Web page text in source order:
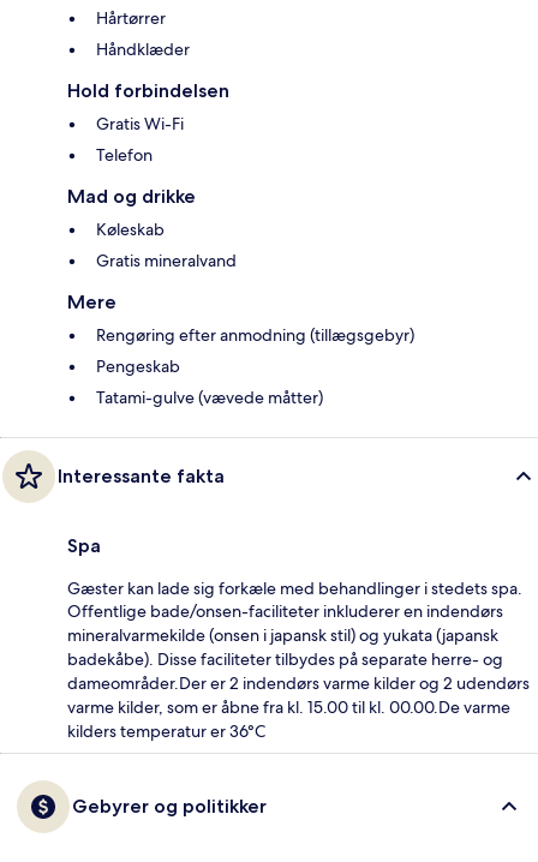
Hårtørrer
Håndklæder
Hold forbindelsen
Gratis Wi-Fi
Telefon
Mad og drikke
Køleskab
Gratis mineralvand
Mere
Rengøring efter anmodning (tillægsgebyr)
Pengeskab
Tatami-gulve (vævede måtter)
Interessante fakta
Spa
Gæster kan lade sig forkæle med behandlinger i stedets spa.
Offentlige bade/onsen-faciliteter inkluderer en indendørs
mineralvarmekilde (onsen i japansk stil) og yukata (japansk
badekåbe). Disse faciliteter tilbydes på separate herre- og
dameområder.Der er 2 indendørs varme kilder og 2 udendørs
varme kilder, som er åbne fra kl. 15.00 til kl. 00.00.De varme
kilders temperatur er 36°C
Gebyrer og politikker